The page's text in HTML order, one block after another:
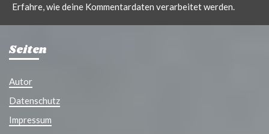
Erfahre, wie deine Kommentardaten verarbeitet werden.
Seiten
Autor
Datenschutz
Impressum